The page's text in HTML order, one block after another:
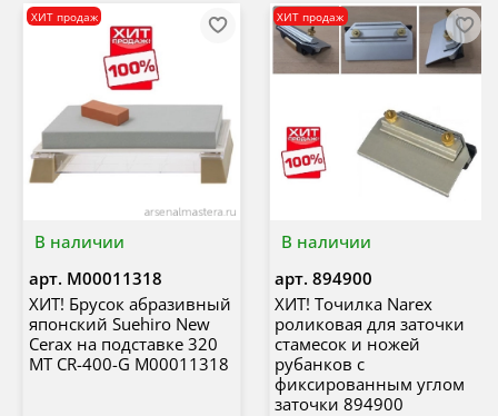
В наличии
ХИТ продаж
арт. М00011318
ХИТ! Брусок абразивный
японский Suehiro New
Cerax на подставке 320
MT CR-400-G М00011318
В наличии
ХИТ продаж
арт. 894900
ХИТ! Точилка Narex
роликовая для заточки
стамесок и ножей
рубанков с
фиксированным углом
заточки 894900